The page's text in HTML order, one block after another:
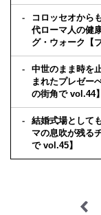
コロッセオから
代ローマ人の健
グ・ウォーク【
中世のまま時を
まれたプレゼー
の街角で vol.44】
結婚式場として
マの息吹が残る
で vol.45】